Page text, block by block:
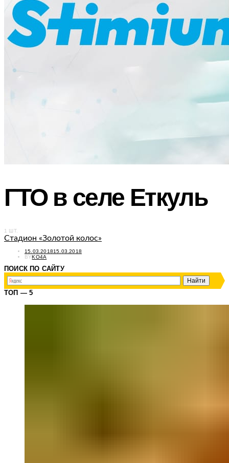
Плавательные бассейны
Центры снижения веса
Центры тестирования ГТО
КОНТАКТЫ
ГТО в селе Еткуль
1 ШТ.
Стадион «Золотой колос»
POSTED
ON
15.03.201815.03.2018
BYKO4A
ПОИСК ПО САЙТУ
ТОП — 5